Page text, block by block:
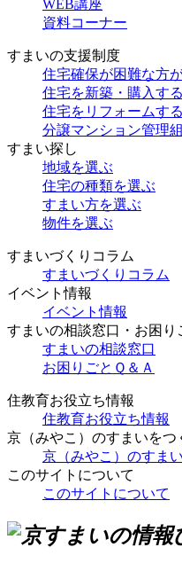
WEB講座
資料コーナー
すまいの支援制度
住宅確保が困難な方
住宅を新築・購入す
住宅をリフォームす
分譲マンション管理
すまい探し
地域を選ぶ
住宅の種類を選ぶ
すまい方を選ぶ
物件を選ぶ
すまいづくりコラム
すまいづくりコラム
イベント情報
イベント情報
すまいの相談窓口・お困り
すまいの相談窓口
お困りごとＱ＆Ａ
住教育お役立ち情報
住教育お役立ち情報
京（みやこ）のすまいをつ
京（みやこ）のすま
このサイトについて
このサイトについて